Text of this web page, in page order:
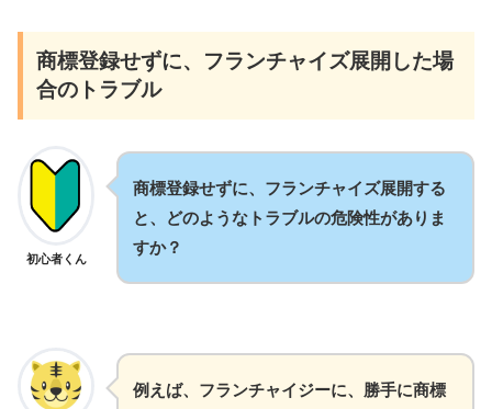
商標登録せずに、フランチャイズ展開した場
合のトラブル
初心者くん
商標登録せずに、フランチャイズ展開する
と、どのようなトラブルの危険性がありま
すか？
例えば、フランチャイジーに、勝手に商標